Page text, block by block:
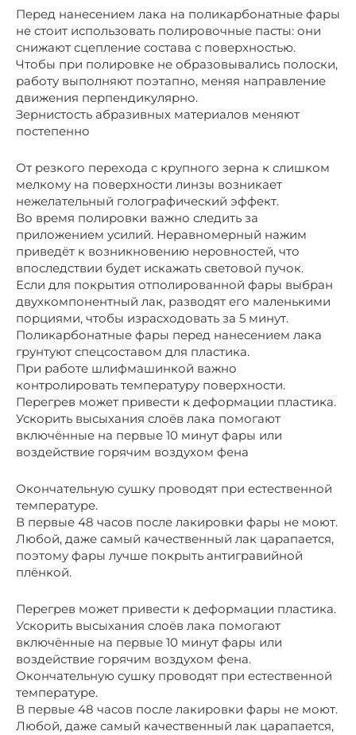
Перед нанесением лака на поликарбонатные фары
не стоит использовать полировочные пасты: они
снижают сцепление состава с поверхностью.
Чтобы при полировке не образовывались полоски,
работу выполняют поэтапно, меняя направление
движения перпендикулярно.
Зернистость абразивных материалов меняют
постепенно
От резкого перехода с крупного зерна к слишком
мелкому на поверхности линзы возникает
нежелательный голографический эффект.
Во время полировки важно следить за
приложением усилий. Неравномерный нажим
приведёт к возникновению неровностей, что
впоследствии будет искажать световой пучок.
Если для покрытия отполированной фары выбран
двухкомпонентный лак, разводят его маленькими
порциями, чтобы израсходовать за 5 минут.
Поликарбонатные фары перед нанесением лака
грунтуют спецсоставом для пластика.
При работе шлифмашинкой важно
контролировать температуру поверхности.
Перегрев может привести к деформации пластика.
Ускорить высыхания слоёв лака помогают
включённые на первые 10 минут фары или
воздействие горячим воздухом фена
Окончательную сушку проводят при естественной
температуре.
В первые 48 часов после лакировки фары не моют.
Любой, даже самый качественный лак царапается,
поэтому фары лучше покрыть антигравийной
плёнкой.
Перегрев может привести к деформации пластика.
Ускорить высыхания слоёв лака помогают
включённые на первые 10 минут фары или
воздействие горячим воздухом фена.
Окончательную сушку проводят при естественной
температуре.
В первые 48 часов после лакировки фары не моют.
Любой, даже самый качественный лак царапается,